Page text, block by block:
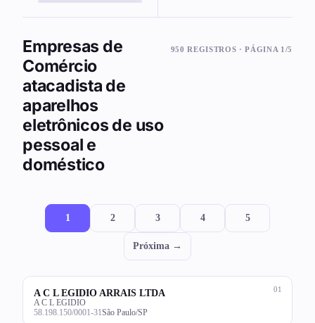
Empresas de
Comércio
atacadista de
aparelhos
eletrônicos de uso
pessoal e
doméstico
950 REGISTROS · PÁGINA 1/5
1 2 3 4 5
Próxima →
01
A C L EGIDIO ARRAIS LTDA
A C L EGIDIO
58.198.150/0001-31 São Paulo/SP